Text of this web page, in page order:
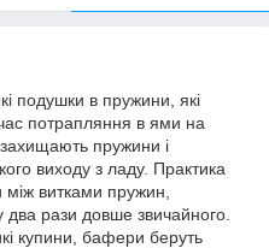
подушки в пружини, які
час потрапляння в ями на
захищають пружини і
виходу з ладу. Практика
витками пружин,
два рази довше звичайного.
купини, бафери беруть